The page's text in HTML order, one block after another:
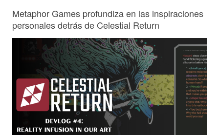
Metaphor Games profundiza en las inspiraciones
personales detrás de Celestial Return